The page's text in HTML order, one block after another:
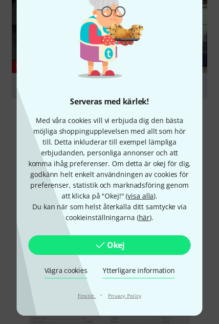
Serveras med kärlek!
Med våra cookies vill vi erbjuda dig den bästa
möjliga shoppingupplevelsen med allt som hör
till. Detta inkluderar till exempel lämpliga
erbjudanden, personliga annonser och att
komma ihåg preferenser. Om detta är okej för dig,
godkänn helt enkelt användningen av cookies för
preferenser, statistik och marknadsföring genom
att klicka på "Okej!" (visa alla).
Du kan när som helst återkalla ditt samtycke via
cookieinställningarna (här).
Okej
Vägra cookies Ytterligare information
Finstilt · Privacy Policy
YOUTUBE
Spela